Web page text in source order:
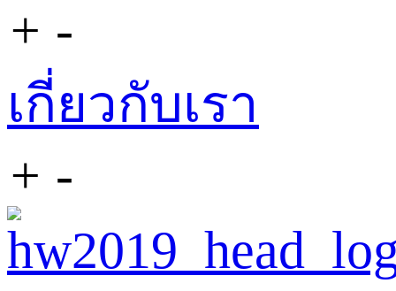
+ -
เกี่ยวกับเรา
+ -